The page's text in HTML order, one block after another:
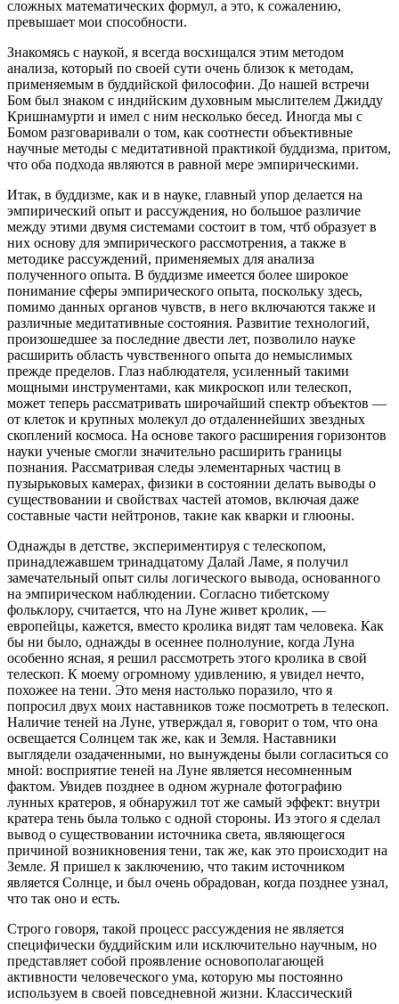
сложных математических формул, а это, к сожалению,
превышает мои способности.
Знакомясь с наукой, я всегда восхищался этим методом
анализа, который по своей сути очень близок к методам,
применяемым в буддийской философии. До нашей встречи
Бом был знаком с индийским духовным мыслителем Джидду
Кришнамурти и имел с ним несколько бесед. Иногда мы с
Бомом разговаривали о том, как соотнести объективные
научные методы с медитативной практикой буддизма, притом,
что оба подхода являются в равной мере эмпирическими.
Итак, в буддизме, как и в науке, главный упор делается на
эмпирический опыт и рассуждения, но большое различие
между этими двумя системами состоит в том, чтб образует в
них основу для эмпирического рассмотрения, а также в
методике рассуждений, применяемых для анализа
полученного опыта. В буддизме имеется более широкое
понимание сферы эмпирического опыта, поскольку здесь,
помимо данных органов чувств, в него включаются также и
различные медитативные состояния. Развитие технологий,
произошедшее за последние двести лет, позволило науке
расширить область чувственного опыта до немыслимых
прежде пределов. Глаз наблюдателя, усиленный такими
мощными инструментами, как микроскоп или телескоп,
может теперь рассматривать широчайший спектр объектов —
от клеток и крупных молекул до отдаленнейших звездных
скоплений космоса. На основе такого расширения горизонтов
науки ученые смогли значительно расширить границы
познания. Рассматривая следы элементарных частиц в
пузырьковых камерах, физики в состоянии делать выводы о
существовании и свойствах частей атомов, включая даже
составные части нейтронов, такие как кварки и глюоны.
Однажды в детстве, экспериментируя с телескопом,
принадлежавшем тринадцатому Далай Ламе, я получил
замечательный опыт силы логического вывода, основанного
на эмпирическом наблюдении. Согласно тибетскому
фольклору, считается, что на Луне живет кролик, —
европейцы, кажется, вместо кролика видят там человека. Как
бы ни было, однажды в осеннее полнолуние, когда Луна
особенно ясная, я решил рассмотреть этого кролика в свой
телескоп. К моему огромному удивлению, я увидел нечто,
похожее на тени. Это меня настолько поразило, что я
попросил двух моих наставников тоже посмотреть в телескоп.
Наличие теней на Луне, утверждал я, говорит о том, что она
освещается Солнцем так же, как и Земля. Наставники
выглядели озадаченными, но вынуждены были согласиться со
мной: восприятие теней на Луне является несомненным
фактом. Увидев позднее в одном журнале фотографию
лунных кратеров, я обнаружил тот же самый эффект: внутри
кратера тень была только с одной стороны. Из этого я сделал
вывод о существовании источника света, являющегося
причиной возникновения тени, так же, как это происходит на
Земле. Я пришел к заключению, что таким источником
является Солнце, и был очень обрадован, когда позднее узнал,
что так оно и есть.
Строго говоря, такой процесс рассуждения не является
специфически буддийским или исключительно научным, но
представляет собой проявление основополагающей
активности человеческого ума, которую мы постоянно
используем в своей повседневной жизни. Классический